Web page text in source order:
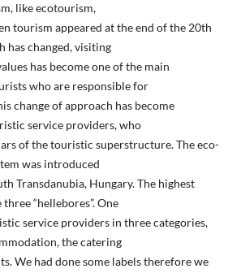
like ecotourism,
tourism appeared at the end of the 20th
has changed, visiting
has become one of the main
who are responsible for
change of approach has become
service providers, who
of the touristic superstructure. The eco-
was introduced
Transdanubia, Hungary. The highest
“hellebores”. One
service providers in three categories,
the catering
We had done some labels therefore we